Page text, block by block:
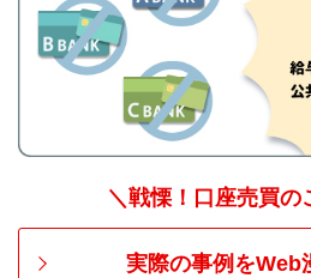
＼戦慄！口座売買の
実際の事例をWeb